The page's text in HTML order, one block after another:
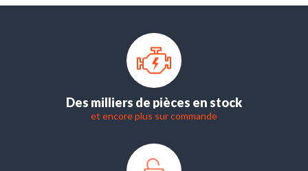
Des milliers de pièces en stock
et encore plus sur commande